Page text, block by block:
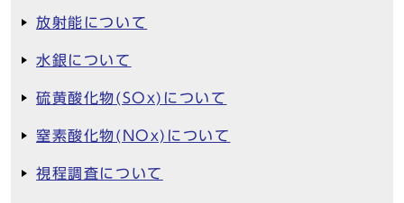
放射能について
水銀について
硫黄酸化物(SOx)について
窒素酸化物(NOx)について
視程調査について